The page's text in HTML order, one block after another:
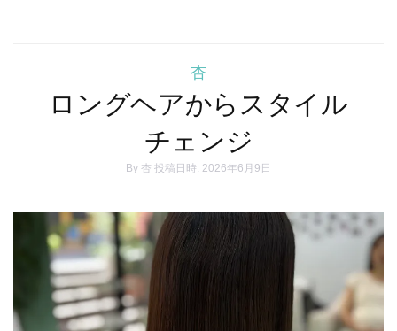
杏
ロングヘアからスタイル
チェンジ
By 杏 投稿日時: 2026年6月9日